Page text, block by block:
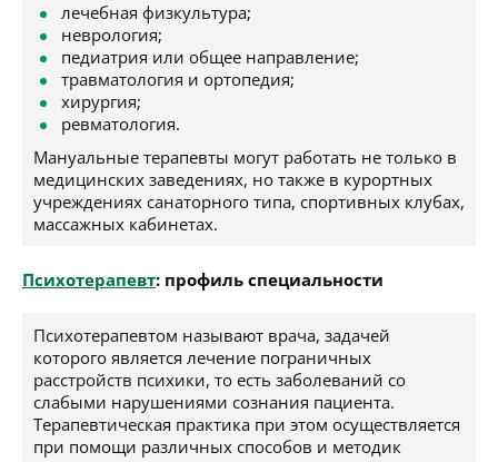
лечебная физкультура;
неврология;
педиатрия или общее направление;
травматология и ортопедия;
хирургия;
ревматология.
Мануальные терапевты могут работать не только в
медицинских заведениях, но также в курортных
учреждениях санаторного типа, спортивных клубах,
массажных кабинетах.
Психотерапевт: профиль специальности
Психотерапевтом называют врача, задачей
которого является лечение пограничных
расстройств психики, то есть заболеваний со
слабыми нарушениями сознания пациента.
Терапевтическая практика при этом осуществляется
при помощи различных способов и методик